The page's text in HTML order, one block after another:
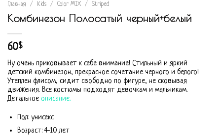
Главная / Kids / Color MIX / Striped
Комбинезон Полосатый черный+белый
60$
Ну очень приковывает к себе внимание! Стильный и яркий
детский комбинезон, прекрасное сочетание черного и белого!
Утеплен флисом, сидит свободно по фигуре, не сковывая
движения. Все костюмы подходят девочкам и мальчикам.
Детальное описание.
Пол: унисекс
Возраст: 4-10 лет